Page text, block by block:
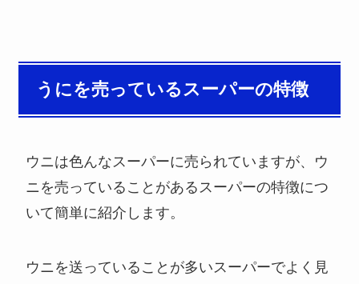
うにを売っているスーパーの特徴
ウニは色んなスーパーに売られていますが、ウ
ニを売っていることがあるスーパーの特徴につ
いて簡単に紹介します。
ウニを送っていることが多いスーパーでよく見